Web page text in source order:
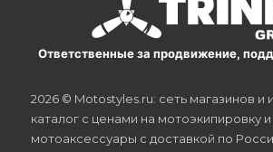
Ответственные за продвижение,
2026 © Motostyles.ru: сеть магазинов и
каталог с ценами на мотоэкипировку и
мотоаксессуары с доставкой по